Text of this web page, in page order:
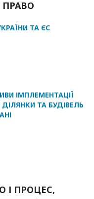
ПРАВО
ТА ЄС
ІМПЛЕМЕНТАЦІЇ
ТА БУДІВЕЛЬ
І ПРОЦЕС,